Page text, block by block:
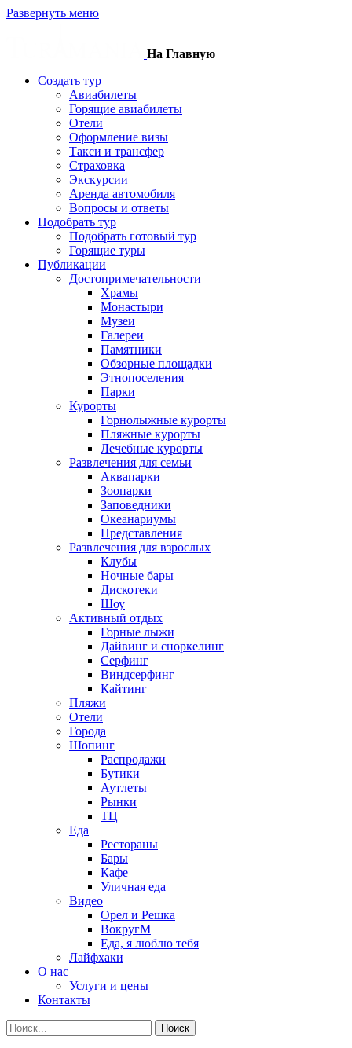
Развернуть меню
На Главную
Создать тур
Авиабилеты
Горящие авиабилеты
Отели
Оформление визы
Такси и трансфер
Страховка
Экскурсии
Аренда автомобиля
Вопросы и ответы
Подобрать тур
Подобрать готовый тур
Горящие туры
Публикации
Достопримечательности
Храмы
Монастыри
Музеи
Галереи
Памятники
Обзорные площадки
Этнопоселения
Парки
Курорты
Горнолыжные курорты
Пляжные курорты
Лечебные курорты
Развлечения для семьи
Аквапарки
Зоопарки
Заповедники
Океанариумы
Представления
Развлечения для взрослых
Клубы
Ночные бары
Дискотеки
Шоу
Активный отдых
Горные лыжи
Дайвинг и сноркелинг
Серфинг
Виндсерфинг
Кайтинг
Пляжи
Отели
Города
Шопинг
Распродажи
Бутики
Аутлеты
Рынки
ТЦ
Еда
Рестораны
Бары
Кафе
Уличная еда
Видео
Орел и Решка
ВокругМ
Еда, я люблю тебя
Лайфхаки
О нас
Услуги и цены
Контакты